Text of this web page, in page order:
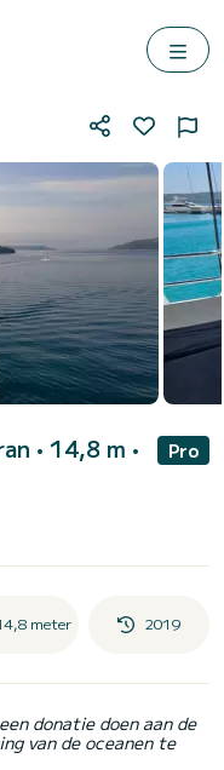
• 14,8 m •
Pro
meter 2019
donatie doen aan de
van de oceanen te